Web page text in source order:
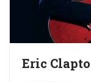
Eric